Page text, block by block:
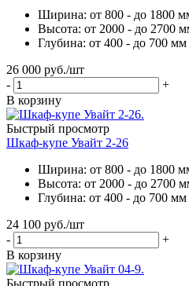
Ширина: от 800 - до 1800
Высота: от 2000 - до 2700
Глубина: от 400 - до 700 мм
26 000 руб./шт
-
+
В корзину
Быстрый просмотр
Шкаф-купе Увайт 2-26
Ширина: от 800 - до 1800
Высота: от 2000 - до 2700
Глубина: от 400 - до 700 мм
24 100 руб./шт
-
+
В корзину
Быстрый просмотр